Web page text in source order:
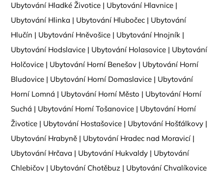
Ubytování Hladké Životice | Ubytování Hlavnice |
Ubytování Hlinka | Ubytování Hlubočec | Ubytování
Hlučín | Ubytování Hněvošice | Ubytování Hnojník |
Ubytování Hodslavice | Ubytování Holasovice | Ubytování
Holčovice | Ubytování Horní Benešov | Ubytování Horní
Bludovice | Ubytování Horní Domaslavice | Ubytování
Horní Lomná | Ubytování Horní Město | Ubytování Horní
Suchá | Ubytování Horní Tošanovice | Ubytování Horní
Životice | Ubytování Hostašovice | Ubytování Hošťálkovy |
Ubytování Hrabyně | Ubytování Hradec nad Moravicí |
Ubytování Hrčava | Ubytování Hukvaldy | Ubytování
Chlebičov | Ubytování Chotěbuz | Ubytování Chvalíkovice